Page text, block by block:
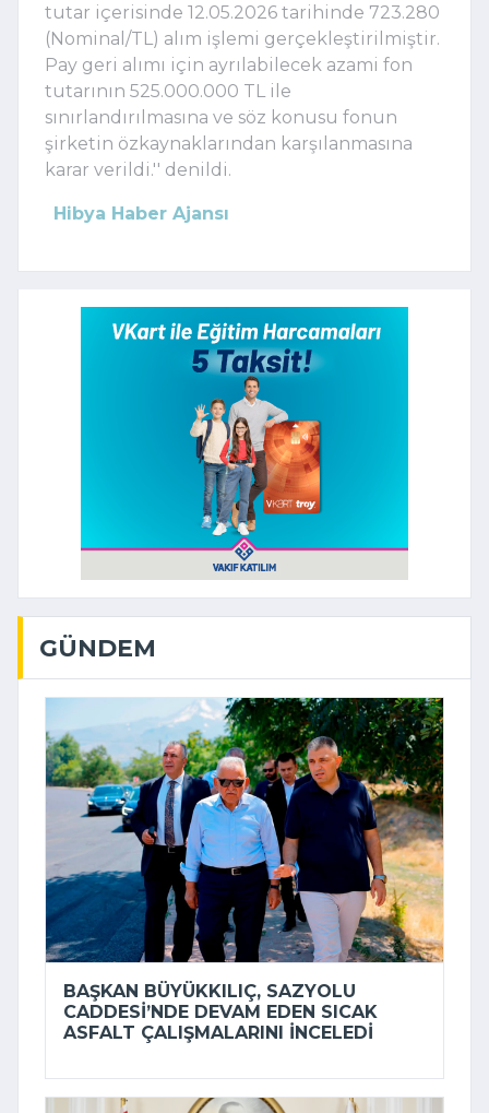
tutar içerisinde 12.05.2026 tarihinde 723.280
(Nominal/TL) alım işlemi gerçekleştirilmiştir.
Pay geri alımı için ayrılabilecek azami fon
tutarının 525.000.000 TL ile
sınırlandırılmasına ve söz konusu fonun
şirketin özkaynaklarından karşılanmasına
karar verildi.'' denildi.
Hibya Haber Ajansı
GÜNDEM
BAŞKAN BÜYÜKKILIÇ, SAZYOLU
CADDESI’NDE DEVAM EDEN SICAK
ASFALT ÇALIŞMALARINI INCELEDI